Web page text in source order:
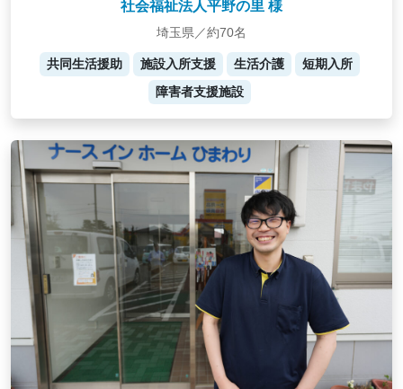
社会福祉法人平野の里 様
埼玉県／約70名
共同生活援助 施設入所支援 生活介護
短期入所
障害者支援施設